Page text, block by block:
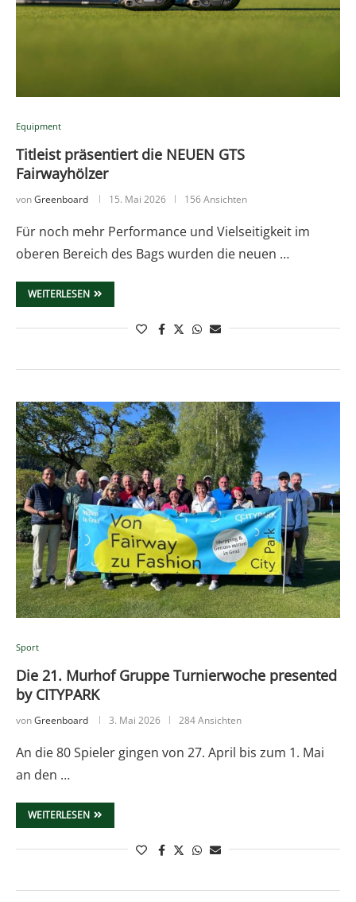
Equipment
Titleist präsentiert die NEUEN GTS
Fairwayhölzer
vonGreenboard 15. Mai 2026 156 Ansichten
Für noch mehr Performance und Vielseitigkeit im
oberen Bereich des Bags wurden die neuen …
WEITERLESEN
Sport
Die 21. Murhof Gruppe Turnierwoche presented
by CITYPARK
vonGreenboard 3. Mai 2026 284 Ansichten
An die 80 Spieler gingen von 27. April bis zum 1. Mai
an den …
WEITERLESEN